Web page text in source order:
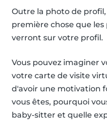
Outre la photo de
première chose que
verront sur votre profil.
Vous pouvez imaginer
votre carte de visite
d'avoir une motivation
vous êtes, pourquoi
baby-sitter et quelle